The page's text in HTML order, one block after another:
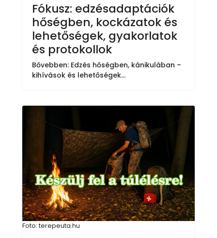
Fókusz: edzésadaptációk
hőségben, kockázatok és
lehetőségek, gyakorlatok
és protokollok
Bővebben: Edzés hőségben, kánikulában –
kihívások és lehetőségek...
Foto: terepeuta.hu